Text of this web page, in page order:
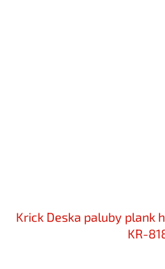
Krick Deska paluby plank
KR-